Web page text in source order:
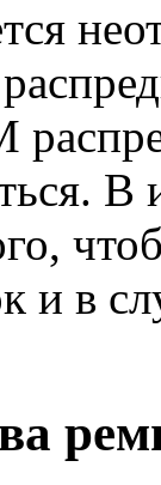
В
и в